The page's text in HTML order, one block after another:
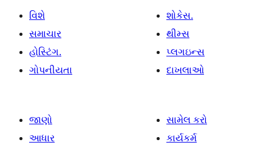
વિશે
સમાચાર
હોસ્ટિંગ.
ગોપનીયતા
શોકેસ.
થીમ્સ
પ્લગઇન્સ
દાખલાઓ
જાણો
આધાર
સામેલ કરો
કાર્યકર્મ